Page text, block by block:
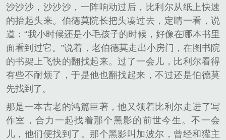
沙沙沙，沙沙沙，一阵响动过后，比利尔从纸上快速
的抬起头来。伯德莫院长把头凑过去，定睛一看，说
道：“我小时候还是小毛孩子的时候，好像在哪本书里
面看到过它。”说着，老伯德莫走出小房门，在图书院
的书架上飞快的翻找起来。过了一会儿，比利尔看得
有些不耐烦了，于是他也翻找起来，不过还是伯德莫
先找到了。
那是一本古老的鸿篇巨著，他又领着比利尔走进了写
作室，合力一起找着那个黑影的前世今生。不一会
儿，他们便找到了。那个黑影叫加波尔，曾经和獾主